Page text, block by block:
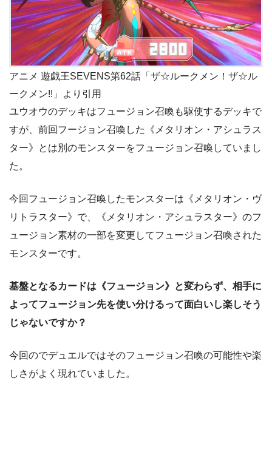
アニメ 遊戯王SEVENS第62話「ザ☆ルークメン！ザ☆ル
ークメン!!」より引用
ユウオウのデッキはフュージョン召喚も駆使するデッキで
すが、前回フージョン召喚した《メタリオン・アシュラス
ター》とは別のモンスターをフュージョン召喚していまし
た。
今回フュージョン召喚したモンスターは《メタリオン・ヴ
リトラスター》で、《メタリオン・アシュラスター》のフ
ュージョン素材の一部を変更してフュージョン召喚された
モンスターです。
基盤となるカードは《フュージョン》と変わらず、相手に
よってフュージョン先を使い分けるって面白いし楽しそう
じゃないですか？
今回のでデュエルではそのフュージョン召喚の可能性や楽
しさがよく現れていました。